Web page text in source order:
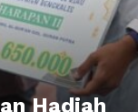
Hadiah